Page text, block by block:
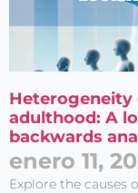
Heterogeneity
adulthood: A
backwards
enero 11,
Explore the causes